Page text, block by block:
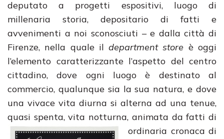
deputato a progetti espositivi, luogo di
millenaria storia, depositario di fatti e
avvenimenti a noi sconosciuti – e dalla città di
Firenze, nella quale ildepartment store è oggi
l’elemento caratterizzante l’aspetto del centro
cittadino, dove ogni luogo è destinato al
commercio, qualunque sia la sua natura, e dove
una vivace vita diurna si alterna ad una tenue,
quasi spenta, vita notturna, animata da fatti di
ordinaria cronaca di